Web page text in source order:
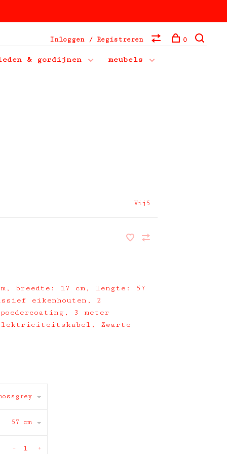
& gordijnen meubels
Inloggen / Registreren 0
Vij5
breedte: 17 cm, lengte: 57
eikenhouten, 2
3 meter
Zwarte
57 cm
+
-